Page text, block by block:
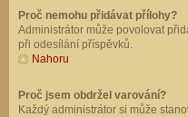
Proč nemohu přidávat přílohy?
Administrátor může povolovat
při odesílání příspěvků.
Nahoru
Proč jsem obdržel varování?
Každý administrátor si může